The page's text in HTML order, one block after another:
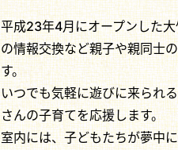
平成23年4月にオープンした
の情報交換など親子や親同士
す。
いつでも気軽に遊びに来られ
さんの子育てを応援します。
室内には、子どもたちが夢中